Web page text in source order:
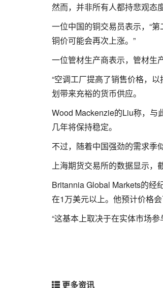
然而，并非所有人都持悲观态度
一位中国的铜交易员表示，“
铜价可能会再次上涨。”
一位管材生产商表示，管材生
“空调工厂提高了销售价格，
划带来充裕的货币供应。
Wood Mackenzie的Liu称，与
几年将保持稳定。
不过，随着中国强劲的需求季
上海期货交易所的数据显示，
Britannia Global Markets的经
在1万美元以上。他预计价格
“这基本上取决于在实体市场
更多资讯